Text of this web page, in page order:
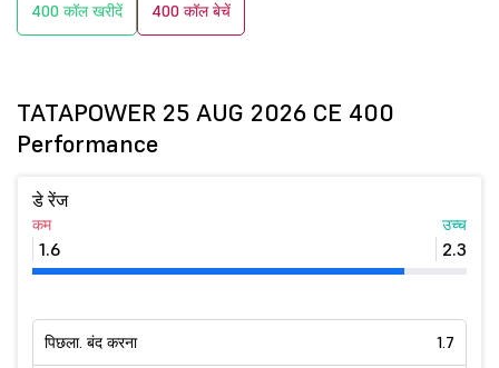
400 कॉल खरीदें 400 कॉल बेचें
TATAPOWER 25 AUG 2026 CE 400
Performance
डे रेंज
कम
1.6
उच्च
2.3
पिछला. बंद करना 1.7